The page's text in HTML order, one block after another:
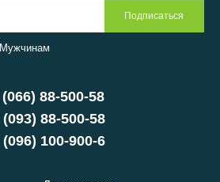
(066) 88-500-58
(093) 88-500-58
(096) 100-900-6
Мужчинам